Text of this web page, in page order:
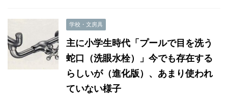
学校・文房具
主に小学生時代「プールで目を洗う
蛇口（洗眼水栓）」今でも存在する
らしいが（進化版）、あまり使われ
ていない様子